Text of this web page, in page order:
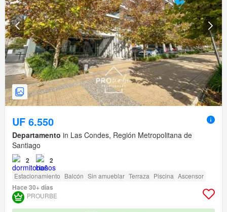
UF 6.550
Departamento in Las Condes, Región Metropolitana de
Santiago
2 2
Estacionamiento Balcón Sin amueblar Terraza Piscina Ascensor
Hace 30+ días
PROURBE